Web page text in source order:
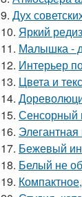
9. Дух
10. Яркий
11. Малышка -
12. Интерьер
13. Цвета и
14.
15. Сенсорный
16.
17. Бежевый
18. Белый не
19.